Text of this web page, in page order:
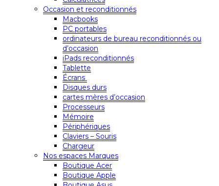
Occasion et reconditionnés
Macbooks
PC portables
ordinateurs de bureau reconditionnés ou
d’occasion
iPads reconditionnés
Tablette
Écrans
Disques durs
cartes mères d’occasion
Processeurs
Mémoire
Périphériques
Claviers – Souris
Chargeur
Nos espaces Marques
Boutique Acer
Boutique Apple